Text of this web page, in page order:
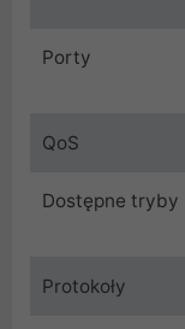
Porty
QoS
Dostępne tryby
Protokoły